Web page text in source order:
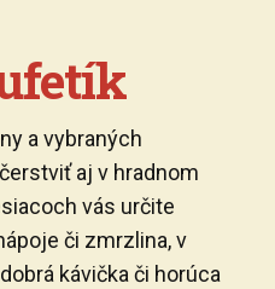
a vybraných
aj v hradnom
vás určite
či zmrzlina, v
kávička či horúca